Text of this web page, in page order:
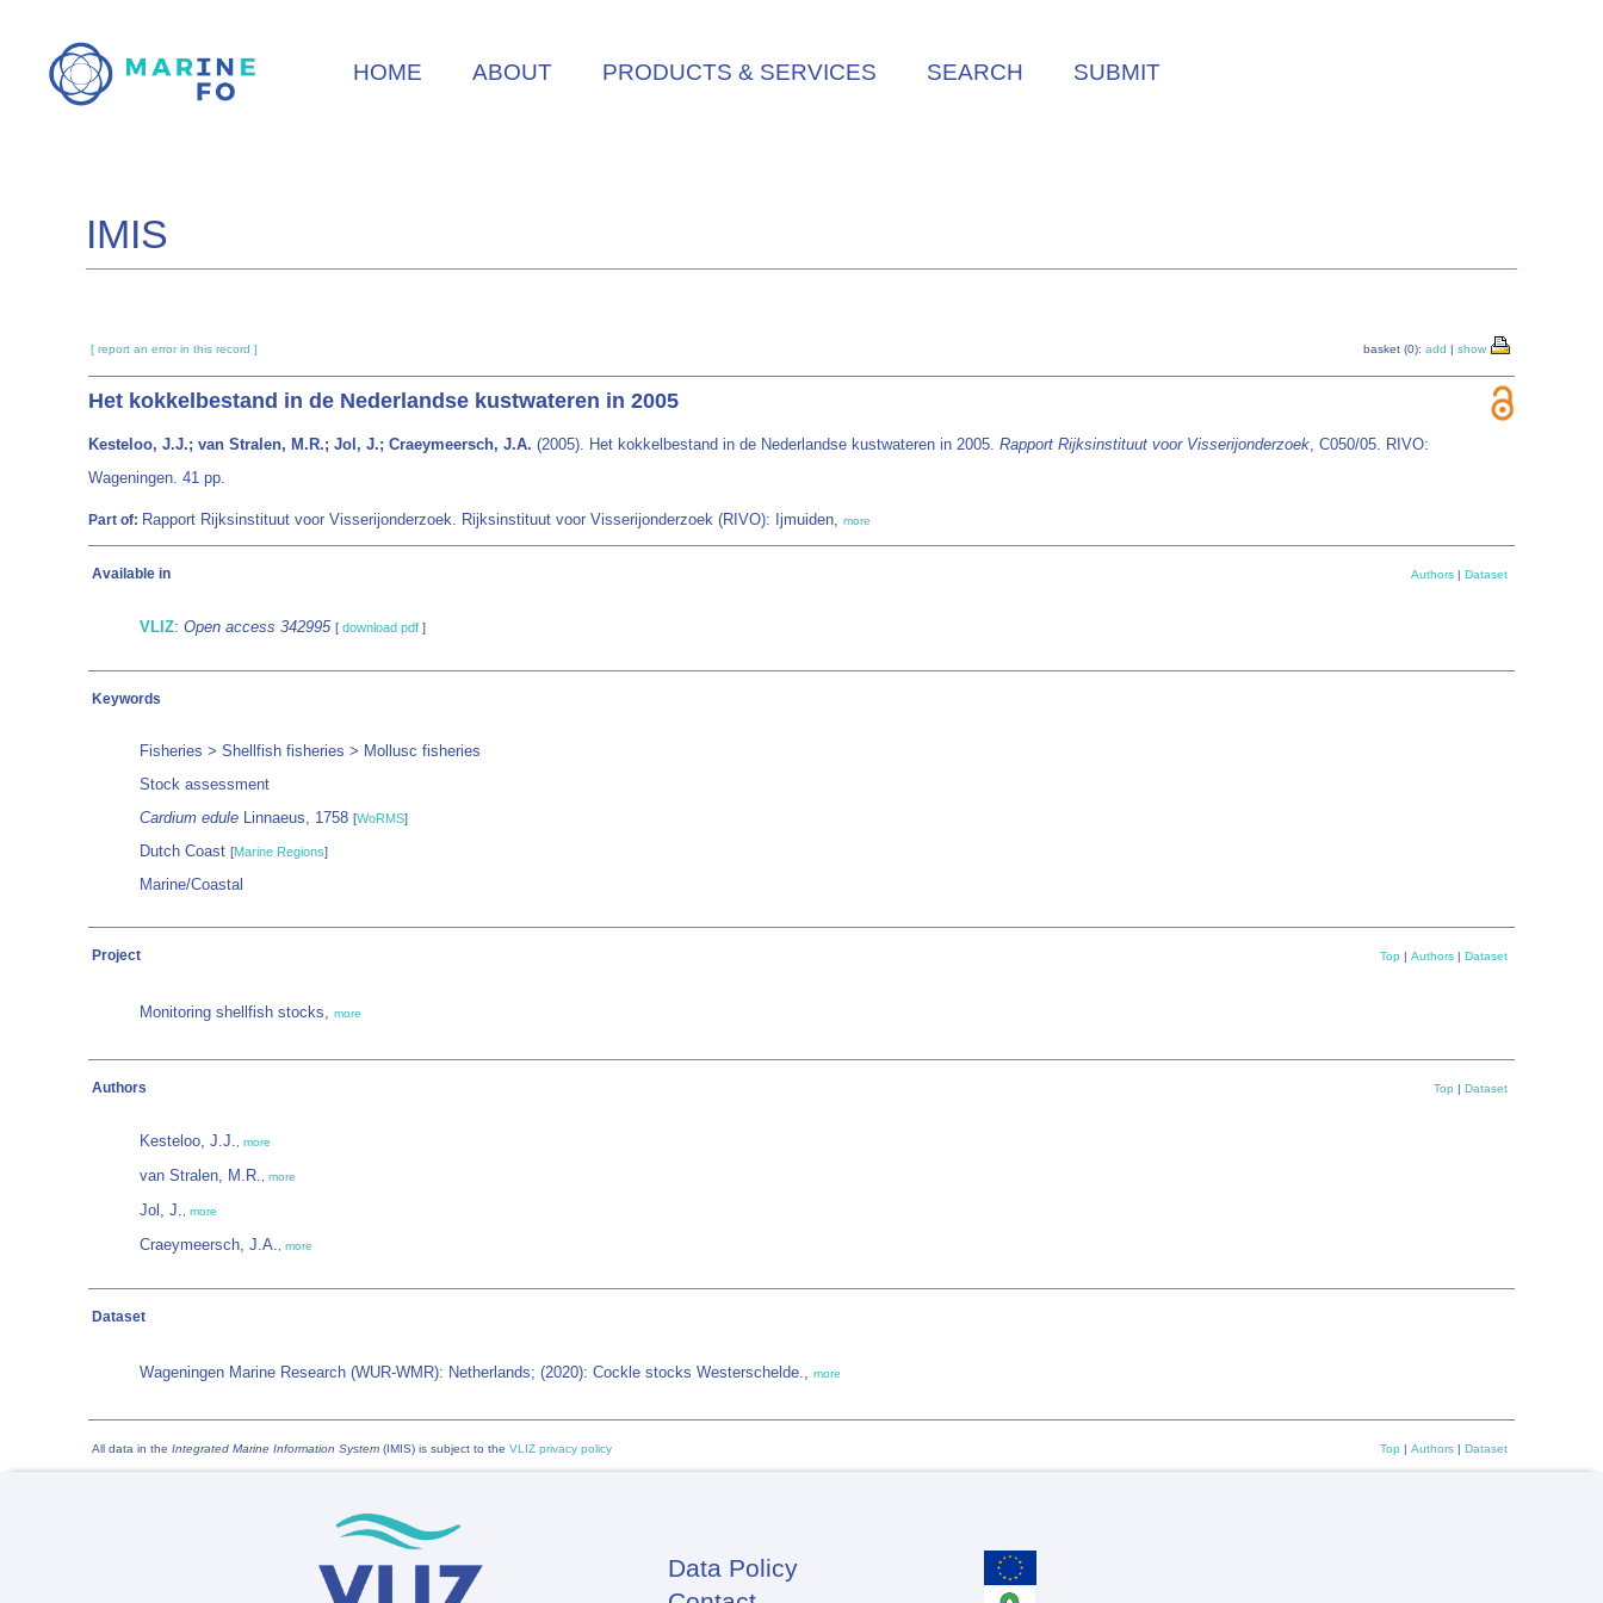
main
HOME ABOUT PRODUCTS & SERVICES SEARCH SUBMIT
IMIS
[ report an error in this record ] basket (0): add | show
Het kokkelbestand in de Nederlandse kustwateren in 2005
Kesteloo, J.J.; van Stralen, M.R.; Jol, J.; Craeymeersch, J.A. (2005). Het kokkelbestand in de Nederlandse kustwateren in 2005. Rapport Rijksinstituut voor Visserijonderzoek, C050/05. RIVO:
Wageningen. 41 pp.
Part of: Rapport Rijksinstituut voor Visserijonderzoek. Rijksinstituut voor Visserijonderzoek (RIVO): Ijmuiden, more
Available in Authors | Dataset
VLIZ: Open access 342995 [ download pdf ]
Keywords
Fisheries > Shellfish fisheries > Mollusc fisheries
Stock assessment
Cardium edule Linnaeus, 1758 [WoRMS]
Dutch Coast [Marine Regions]
Marine/Coastal
Project Top | Authors | Dataset
Monitoring shellfish stocks, more
Authors Top | Dataset
Kesteloo, J.J. more
van Stralen, M.R. more
Jol, J. more
Craeymeersch, J.A. more
Dataset
Wageningen Marine Research (WUR-WMR): Netherlands; (2020): Cockle stocks Westerschelde., more
All data in the Integrated Marine Information System (IMIS) is subject to the VLIZ privacy policy Top | Authors | Dataset
Data Policy